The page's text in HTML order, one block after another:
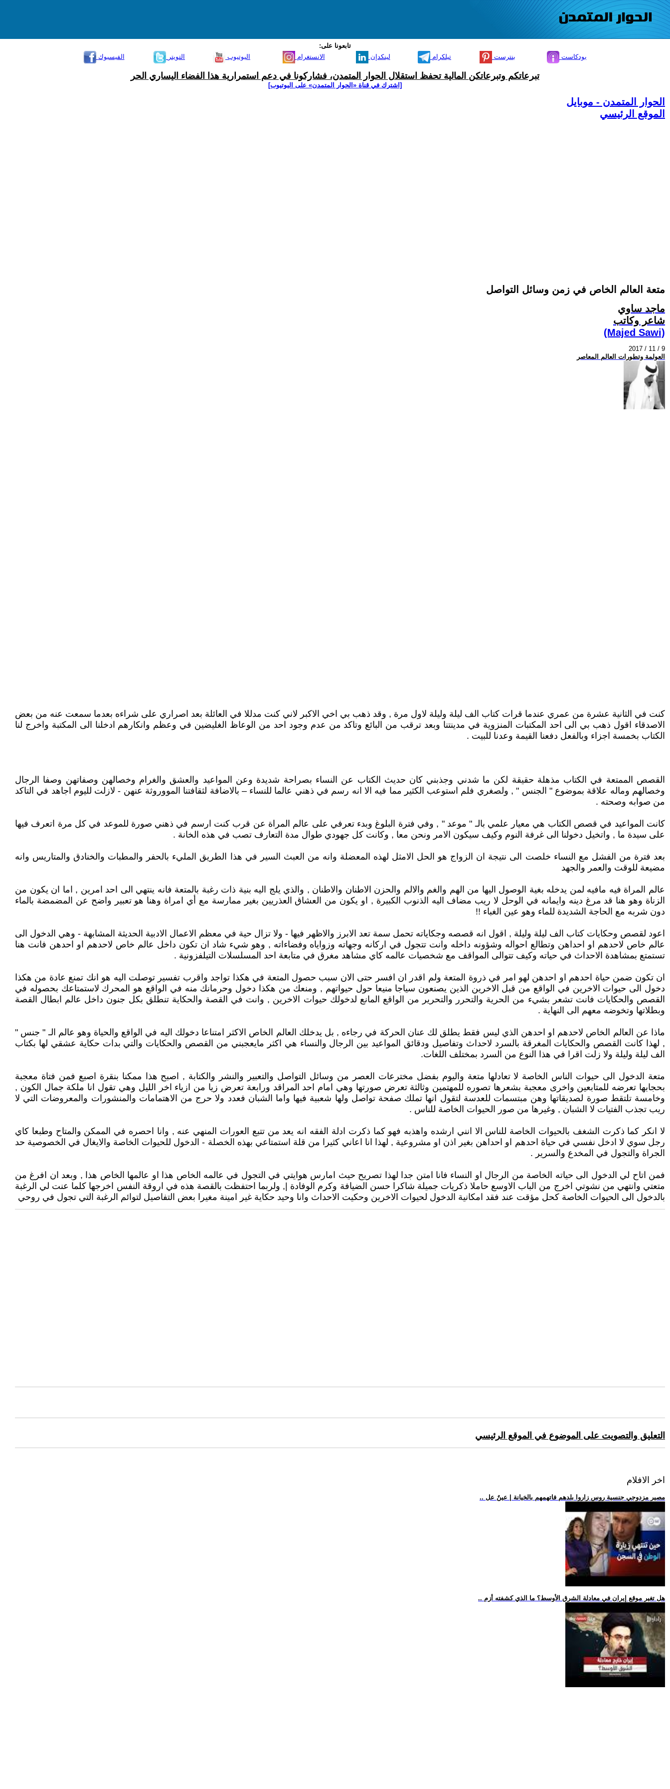
تابعونا على:
الفيسبوك
التويتر اليوتيوب الانستغرام لينكدإن تيلكرام بنترست بودكاست
تبرعاتكم وتبرعاتكن المالية تحفظ استقلال الحوار المتمدن، فشاركونا في دعم استمرارية هذا الفضاء اليساري الحر
[اشترك في قناة ‫«الحوار المتمدن» على اليوتيوب]
الحوار المتمدن - موبايل
الموقع الرئيسي
متعة العالم الخاص في زمن وسائل التواصل
ماجد ساوي
شاعر وكاتب
(Majed Sawi)
2017 / 11 / 9
العولمة وتطورات العالم المعاصر
كنت في الثانية عشرة من عمري عندما قرات كتاب الف ليلة وليلة لاول مرة , وقد ذهب بي اخي الاكبر لاني كنت مدللا في العائلة بعد اصراري على شراءه بعدما سمعت عنه من بعض
الاصدقاء اقول ذهب بي الى احد المكتبات المنزوية في مدينتنا وبعد ترقب من البائع وتاكد من عدم وجود احد من الوعاظ الغليضين في وعظم وانكارهم ادخلنا الى المكتبة واخرج لنا
الكتاب بخمسة اجزاء وبالفعل دفعنا القيمة وعدنا للبيت .
القصص الممتعة في الكتاب مذهلة حقيقة لكن ما شدني وجذبني كان حديث الكتاب عن النساء بصراحة شديدة وعن المواعيد والعشق والغرام وخصالهن وصفاتهن وصفا الرجال
وخصالهم وماله علاقة بموضوع " الجنس " , ولصغري فلم استوعب الكثير مما فيه الا انه رسم في ذهني عالما للنساء – بالاضافة لثقافتنا المووروثة عنهن - لازلت لليوم اجاهد في التاكد
من صوابه وصحته .
كانت المواعيد في قصص الكتاب هي معيار علمي بالـ " موعد " , وفي فترة البلوغ وبدء تعرفي على عالم المراة عن قرب كنت ارسم في ذهني صورة للموعد في كل مرة اتعرف فيها
على سيدة ما , واتخيل دخولنا الى غرفة النوم وكيف سيكون الامر ونحن معا , وكانت كل جهودي طوال مدة التعارف تصب في هذه الخانة .
بعد فترة من الفشل مع النساء خلصت الى نتيجة ان الزواج هو الحل الامثل لهذه المعضلة وانه من العبث السير في هذا الطريق المليء بالحفر والمطبات والخنادق والمتاريس وانه
مضيعة للوقت والعمر والجهد
عالم المراة فيه مافيه لمن يدخله بغية الوصول اليها من الهم والغم والالم والحزن الاطنان والاطنان , والذي يلج اليه بنية ذات رغبة بالمتعة فانه ينتهي الى احد امرين , اما ان يكون من
الزناة وهو هنا قد مرغ دينه وايمانه في الوحل لا ريب مضاف اليه الذنوب الكبيرة , او يكون من العشاق العذريين بغير ممارسة مع أي امراة وهنا هو تعبير واضح عن المضمضة بالماء
دون شربه مع الحاجة الشديدة للماء وهو عين الغباء !!
اعود لقصص وحكايات كتاب الف ليلة وليلة , اقول انه قصصه وجكاياته تحمل سمة تعد الابرز والاظهر فيها - ولا تزال حية في معظم الاعمال الادبية الحديثة المشابهة - وهي الدخول الى
عالم خاص لاحدهم او احداهن وتطالع احواله وشؤونه داخله وانت تتجول في اركانه وجهاته وزواياه وفضاءاته , وهو شيء شاد ان تكون داخل عالم خاص لاحدهم او احدهن فانت هنا
تستمتع بمشاهدة الاحداث في حياته وكيف تتوالى المواقف مع شخصيات عالمه كاي مشاهد مغرق في متابعة احد المسلسلات التيلفزونية .
ان تكون ضمن حياة احدهم او احدهن لهو امر في ذروة المتعة ولم اقدر ان افسر حتى الان سبب حصول المتعة في هكذا تواجد واقرب تفسير توصلت اليه هو انك تمنع عادة من هكذا
دخول الى حيوات الاخرين في الواقع من قبل الاخرين الذين يصنعون سياجا منيعا حول حيواتهم , ومنعك من هكذا دخول وحرمانك منه في الواقع هو المحرك لاستمتاعك بحصوله في
القصص والحكايات فانت تشعر بشيء من الحرية والتحرر والتحرير من الواقع المانع لدخولك حيوات الاخرين , وانت في القصة والحكاية تنطلق بكل جنون داخل عالم ابطال القصة
وبطلاتها وتخوضه معهم الى النهاية .
ماذا عن العالم الخاص لاحدهم او احدهن الذي ليس فقط يطلق لك عنان الحركة في رجاءه , بل يدخلك العالم الخاص الاكثر امتناعا دخولك اليه في الواقع والحياة وهو عالم الـ " جنس "
, لهذا كانت القصص والحكايات المغرقة بالسرد لاحداث وتفاصيل ودقائق المواعيد بين الرجال والنساء هي اكثر مايعجبني من القصص والحكايات والتي بدات حكاية عشقي لها بكتاب
الف ليلة وليلة ولا زلت اقرا في هذا النوع من السرد بمختلف اللغات.
متعة الدخول الى حيوات الناس الخاصة لا تعادلها متعة واليوم بفضل مخترعات العصر من وسائل التواصل والتعبير والنشر والكتابة , اصبح هذا ممكنا بنقرة اصبع فمن فتاة معجبة
بحجابها تعرضه للمتابعين واخرى معجبة بشعرها تصوره للمهتمين وثالثة تعرض صورتها وهي امام احد المراقد ورابعة تعرض زيا من ازياء اخر الليل وهي تقول انا ملكة جمال الكون ,
وخامسة تلتقط صورة لصديقاتها وهن مبتسمات للعدسة لتقول انها تملك صفحة تواصل ولها شعبية فيها واما الشبان فعدد ولا حرج من الاهتمامات والمنشورات والمعروضات التي لا
ريب تجذب الفتيات لا الشبان , وغيرها من صور الحيوات الخاصة للناس .
لا انكر كما ذكرت الشغف بالحيوات الخاصة للناس الا انني ارشده واهذبه فهو كما ذكرت ادلة الفقه انه يعد من تتبع العورات المنهي عنه , وانا احصره في الممكن والمتاح وطبعا كاي
رجل سوي لا ادخل نفسي في حياة احدهم او احداهن بغير اذن او مشروعية , لهذا انا اعاني كثيرا من قلة استمتاعي بهذه الخصلة - الدخول للحيوات الخاصة والايغال في الخصوصية حد
الجراة والتجول في المخدع والسرير .
فمن اتاح لي الدخول الى حياته الخاصة من الرجال او النساء فانا امتن جدا لهذا تصريح حيث امارس هوايتي في التجول في عالمه الخاص هذا او عالمها الخاص هذا , وبعد ان افرغ من
متعتي وانتهي من نشوتي اخرج من الباب الاوسع حاملا ذكريات جميلة شاكرا حسن الضيافة وكرم الوفادة |, ولربما احتفظت بالقصة هذه في اروقة النفس اخرجها كلما عنت لي الرغبة
بالدخول الى الحيوات الخاصة كحل مؤقت عند فقد امكانية الدخول لحيوات الاخرين وحكيت الاحداث وانا وحيد حكاية غير امينة مغيرا بعض التفاصيل لتوائم الرغبة التي تجول في روحي
التعليق والتصويت على الموضوع في الموقع الرئيسي
اخر الافلام
.. مصير مزدوجي جنسية روس زاروا بلدهم فاتهمهم بالخيانة | عينٌ عل
.. هل تغير موقع إيران في معادلة الشرق الأوسط؟ ما الذي كشفته أزم